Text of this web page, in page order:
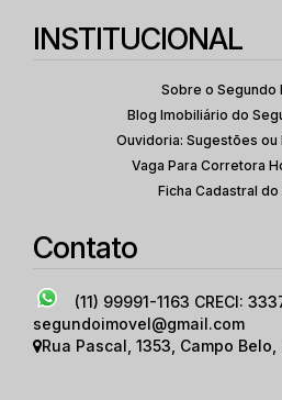
INSTITUCIONAL
Sobre o Segundo
Blog Imobiliário do
Ouvidoria: Sugestões ou
Vaga Para Corretora
Ficha Cadastral do
Contato
(11) 99991-1163 CRECI:
segundoimovel@gmail.com
Rua Pascal , 1353, Campo Belo,